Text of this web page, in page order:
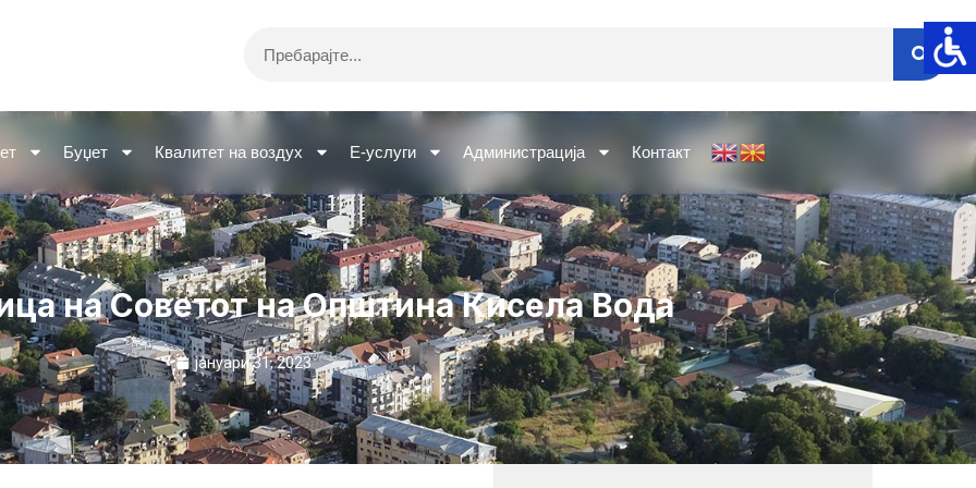
Буџет Квалитет на воздух Е-услуги Администрација Контакт
на Советот на Општина Кисела Вода
јануари 31, 2023